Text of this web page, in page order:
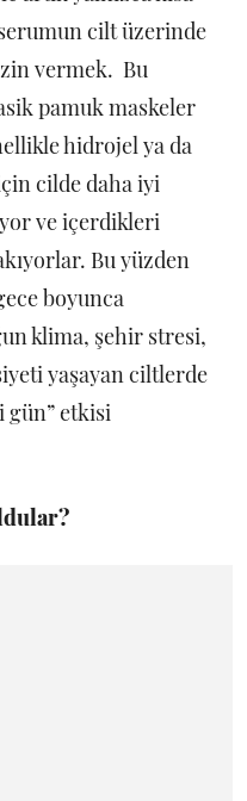
cilt üzerinde
vermek. Bu
pamuk maskeler
hidrojel ya da
cilde daha iyi
ve içerdikleri
Bu yüzden
boyunca
klima, şehir stresi,
yaşayan ciltlerde
gün” etkisi